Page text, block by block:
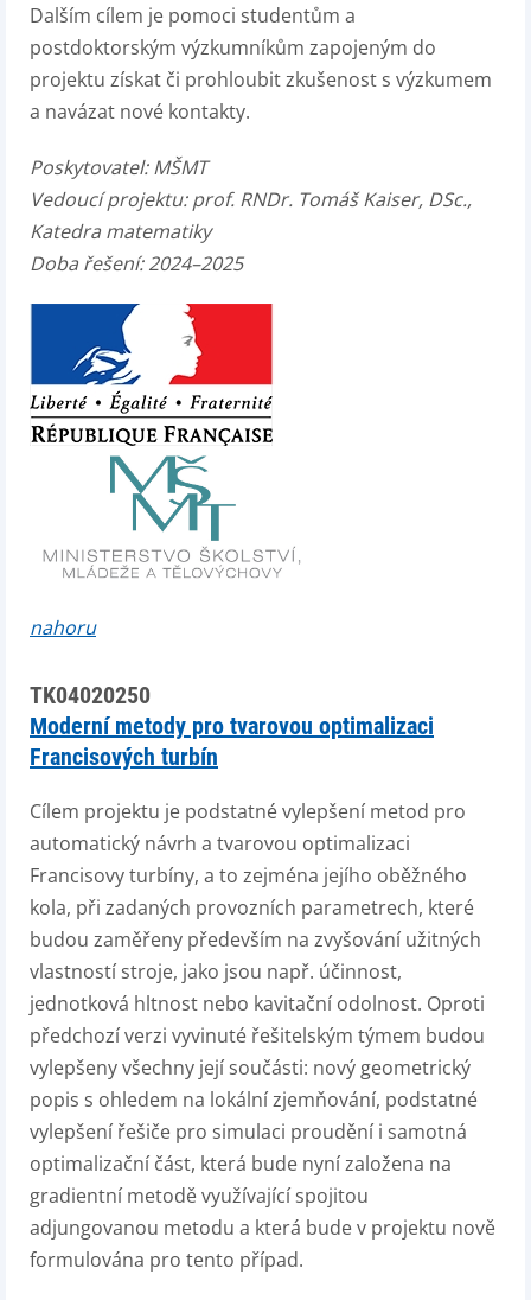
Dalším cílem je pomoci studentům a
postdoktorským výzkumníkům zapojeným do
projektu získat či prohloubit zkušenost s výzkumem
a navázat nové kontakty.
Poskytovatel: MŠMT
Vedoucí projektu: prof. RNDr. Tomáš Kaiser, DSc.,
Katedra matematiky
Doba řešení: 2024–2025
nahoru
TK04020250
Moderní metody pro tvarovou optimalizaci
Francisových turbín
Cílem projektu je podstatné vylepšení metod pro
automatický návrh a tvarovou optimalizaci
Francisovy turbíny, a to zejména jejího oběžného
kola, při zadaných provozních parametrech, které
budou zaměřeny především na zvyšování užitných
vlastností stroje, jako jsou např. účinnost,
jednotková hltnost nebo kavitační odolnost. Oproti
předchozí verzi vyvinuté řešitelským týmem budou
vylepšeny všechny její součásti: nový geometrický
popis s ohledem na lokální zjemňování, podstatné
vylepšení řešiče pro simulaci proudění i samotná
optimalizační část, která bude nyní založena na
gradientní metodě využívající spojitou
adjungovanou metodu a která bude v projektu nově
formulována pro tento případ.